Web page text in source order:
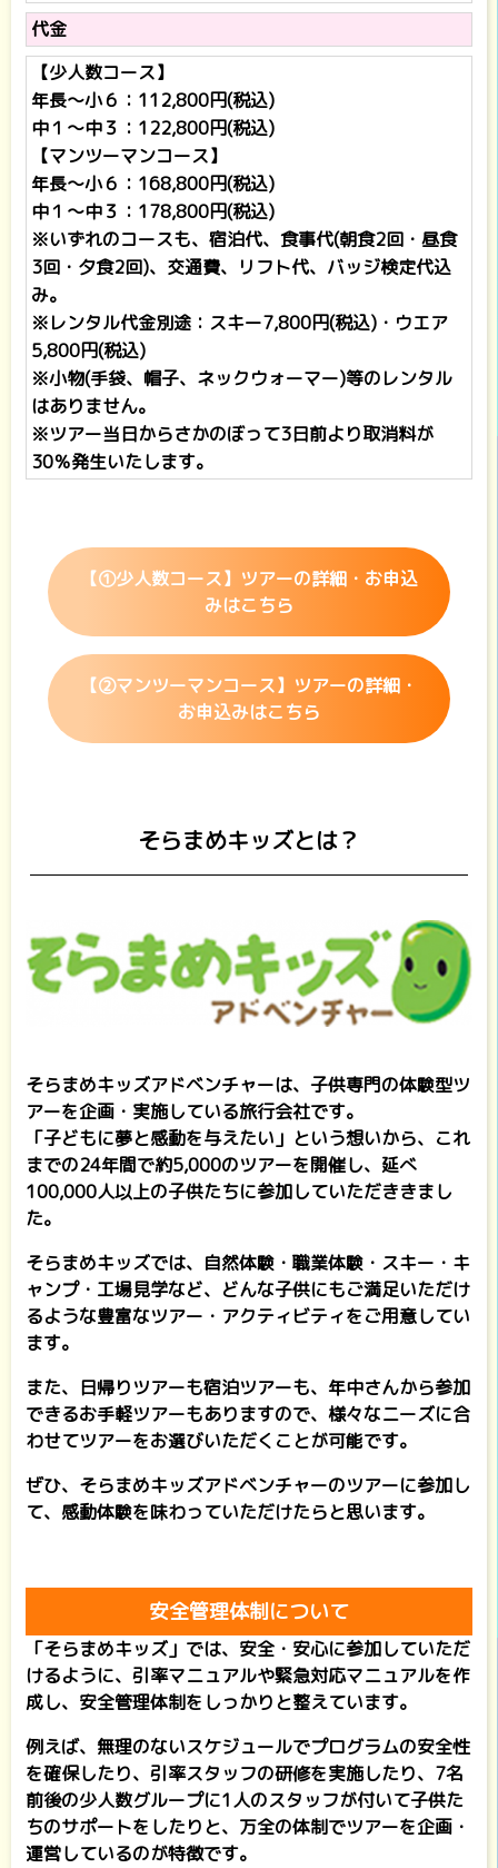
代金
【少人数コース】
年長～小６：112,800円(税込)
中１～中３：122,800円(税込)
【マンツーマンコース】
年長～小６：168,800円(税込)
中１～中３：178,800円(税込)
※いずれのコースも、宿泊代、食事代(朝食2回・昼食
3回・夕食2回)、交通費、リフト代、バッジ検定代込
み。
※レンタル代金別途：スキー7,800円(税込)・ウエア
5,800円(税込)
※小物(手袋、帽子、ネックウォーマー)等のレンタル
はありません。
※ツアー当日からさかのぼって3日前より取消料が
30％発生いたします。
【①少人数コース】ツアーの詳細・お申込
みはこちら
【②マンツーマンコース】ツアーの詳細・
お申込みはこちら
そらまめキッズとは？
そらまめキッズアドベンチャーは、子供専門の体験型ツ
アーを企画・実施している旅行会社です。
「子どもに夢と感動を与えたい」という想いから、これ
までの24年間で約5,000のツアーを開催し、延べ
100,000人以上の子供たちに参加していただききまし
た。
そらまめキッズでは、自然体験・職業体験・スキー・キ
ャンプ・工場見学など、どんな子供にもご満足いただけ
るような豊富なツアー・アクティビティをご用意してい
ます。
また、日帰りツアーも宿泊ツアーも、年中さんから参加
できるお手軽ツアーもありますので、様々なニーズに合
わせてツアーをお選びいただくことが可能です。
ぜひ、そらまめキッズアドベンチャーのツアーに参加し
て、感動体験を味わっていただけたらと思います。
安全管理体制について
「そらまめキッズ」では、安全・安心に参加していただ
けるように、引率マニュアルや緊急対応マニュアルを作
成し、安全管理体制をしっかりと整えています。
例えば、無理のないスケジュールでプログラムの安全性
を確保したり、引率スタッフの研修を実施したり、7名
前後の少人数グループに1人のスタッフが付いて子供た
ちのサポートをしたりと、万全の体制でツアーを企画・
運営しているのが特徴です。